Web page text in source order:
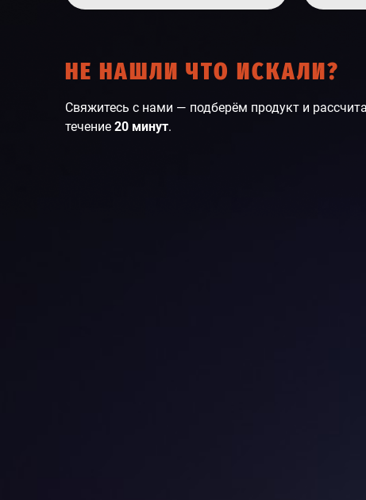
НЕ НАШЛИ ЧТО ИСКАЛИ?
Свяжитесь с нами — подберём продукт и
течение 20 минут.